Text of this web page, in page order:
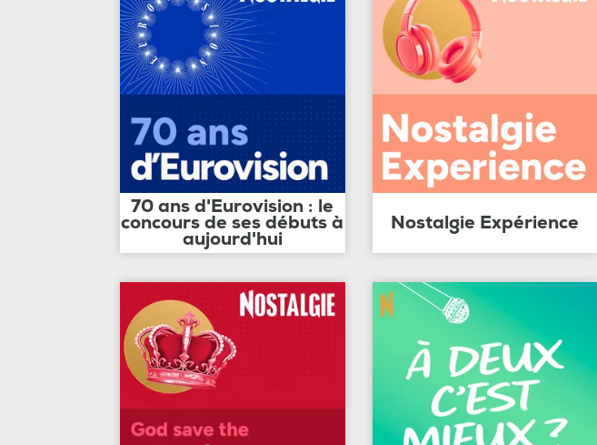
70 ans d'Eurovision : le
concours de ses débuts à
aujourd'hui
Nostalgie Expérience